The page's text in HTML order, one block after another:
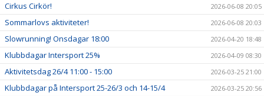
Cirkus Cirkör! 2026-06-08 20:05
Sommarlovs aktiviteter! 2026-06-08 20:03
Slowrunning! Onsdagar 18:00 2026-04-20 18:48
Klubbdagar Intersport 25% 2026-04-09 08:30
Aktivitetsdag 26/4 11:00 - 15:00 2026-03-25 21:00
Klubbdagar på Intersport 25-26/3 och 14-15/4 2026-03-25 20:56